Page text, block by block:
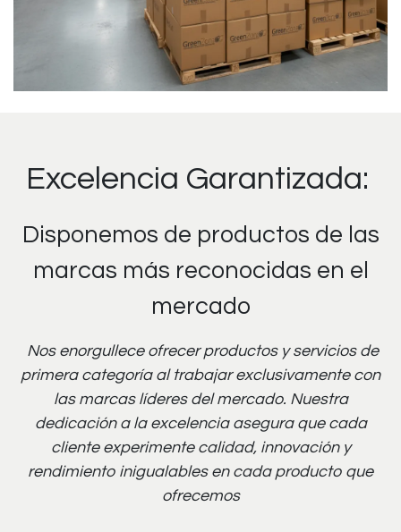
Excelencia Garantizada:
Disponemos de productos de las
marcas más reconocidas en el
mercado
Nos enorgullece ofrecer productos y servicios de
primera categoría al trabajar exclusivamente con
las marcas líderes del mercado. Nuestra
dedicación a la excelencia asegura que cada
cliente experimente calidad, innovación y
rendimiento inigualables en cada producto que
ofrecemos